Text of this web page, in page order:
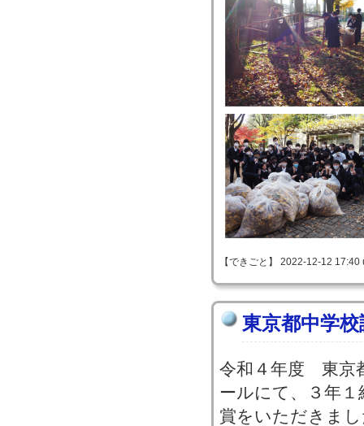
【できごと】 2022-12-12
東京都中学
令和４年度 東京
ールにて、３年
賞をいただきま